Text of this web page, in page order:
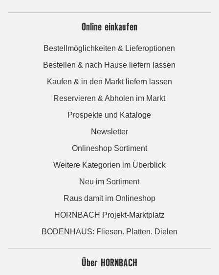
Online einkaufen
Bestellmöglichkeiten & Lieferoptionen
Bestellen & nach Hause liefern lassen
Kaufen & in den Markt liefern lassen
Reservieren & Abholen im Markt
Prospekte und Kataloge
Newsletter
Onlineshop Sortiment
Weitere Kategorien im Überblick
Neu im Sortiment
Raus damit im Onlineshop
HORNBACH Projekt-Marktplatz
BODENHAUS: Fliesen. Platten. Dielen
Über HORNBACH